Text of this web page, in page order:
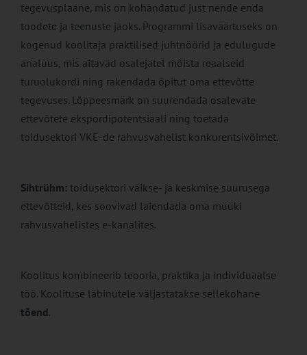
tegevusplaane, mis on kohandatud just nende enda
toodete ja teenuste jaoks. Programmi lisaväärtuseks on
kogenud koolitaja praktilised juhtnöörid ja edulugude
analüüs, mis aitavad osalejatel mõista reaalseid
turuolukordi ning rakendada õpitut oma ettevõtte
tegevuses. Lõppeesmärk on suurendada osalevate
ettevõtete ekspordipotentsiaali ning toetada
toidusektori VKE-de rahvusvahelist konkurentsivõimet.
Sihtrühm: toidusektori väikse- ja keskmise suurusega
ettevõtteid, kes soovivad laiendada oma müüki
rahvusvahelistes e-kanalites.
Koolitus kombineerib teooria, praktika ja individuaalse
töö. Koolituse läbinutele väljastatakse sellekohane
tõend.